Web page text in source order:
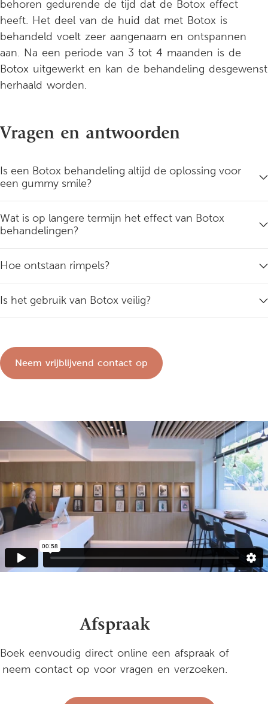
behoren gedurende de tijd dat de Botox effect
heeft. Het deel van de huid dat met Botox is
behandeld voelt zeer aangenaam en ontspannen
aan. Na een periode van 3 tot 4 maanden is de
Botox uitgewerkt en kan de behandeling desgewenst
herhaald worden.
Vragen en antwoorden
Is een Botox behandeling altijd de oplossing voor
een gummy smile?
Wat is op langere termijn het effect van Botox
behandelingen?
Hoe ontstaan rimpels?
Is het gebruik van Botox veilig?
Neem vrijblijvend contact op
Afspraak
Boek eenvoudig direct online een afspraak of
neem contact op voor vragen en verzoeken.